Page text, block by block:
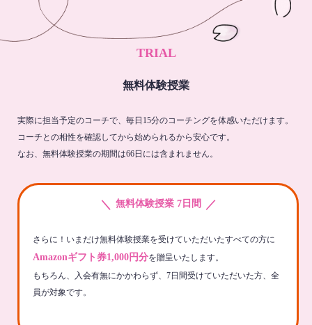
TRIAL
無料体験授業
実際に担当予定のコーチで、毎日15分のコーチングを体感いただけます。
コーチとの相性を確認してから始められるから安心です。
なお、無料体験授業の期間は66日には含まれません。
＼ 無料体験授業 7日間 ／
さらに！いまだけ無料体験授業を受けていただいたすべての方に
Amazonギフト券1,000円分を贈呈いたします。
もちろん、入会有無にかかわらず、7日間受けていただいた方、全
員が対象です。